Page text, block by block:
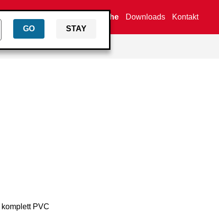
GO STAY
Händlersuche Downloads Kontakt
PVC